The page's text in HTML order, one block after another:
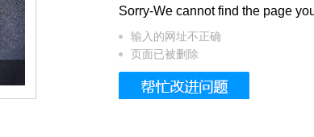
这个3.2米的长卷，还原了600岁的紫禁城
Sorry-We cannot find the page
输入的网址不正确
页面已被删除